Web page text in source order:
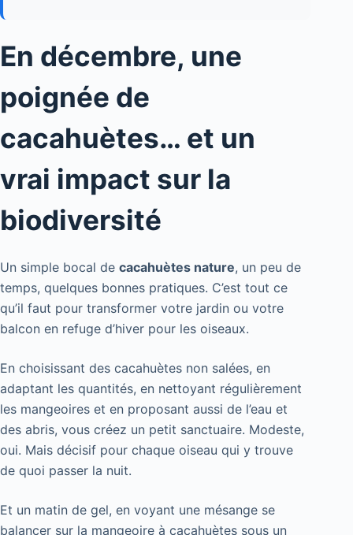
En décembre, une
poignée de
cacahuètes… et un
vrai impact sur la
biodiversité
Un simple bocal de cacahuètes nature, un peu de
temps, quelques bonnes pratiques. C’est tout ce
qu’il faut pour transformer votre jardin ou votre
balcon en refuge d’hiver pour les oiseaux.
En choisissant des cacahuètes non salées, en
adaptant les quantités, en nettoyant régulièrement
les mangeoires et en proposant aussi de l’eau et
des abris, vous créez un petit sanctuaire. Modeste,
oui. Mais décisif pour chaque oiseau qui y trouve
de quoi passer la nuit.
Et un matin de gel, en voyant une mésange se
balancer sur la mangeoire à cacahuètes sous un